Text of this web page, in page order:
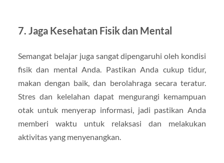
7. Jaga Kesehatan Fisik dan Mental
Semangat belajar juga sangat dipengaruhi oleh kondisi
fisik dan mental Anda. Pastikan Anda cukup tidur,
makan dengan baik, dan berolahraga secara teratur.
Stres dan kelelahan dapat mengurangi kemampuan
otak untuk menyerap informasi, jadi pastikan Anda
memberi waktu untuk relaksasi dan melakukan
aktivitas yang menyenangkan.